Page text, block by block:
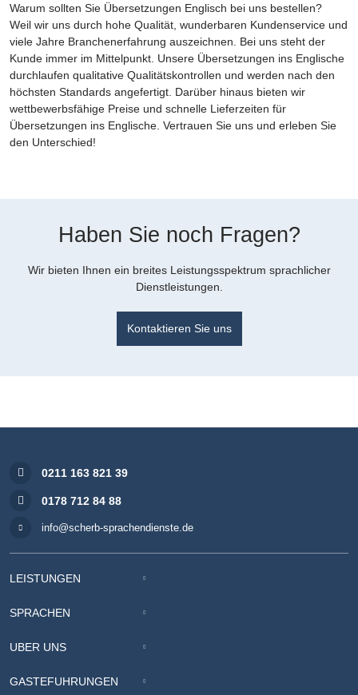
Warum sollten Sie Übersetzungen Englisch bei uns bestellen?
Weil wir uns durch hohe Qualität, wunderbaren Kundenservice und
viele Jahre Branchenerfahrung auszeichnen. Bei uns steht der
Kunde immer im Mittelpunkt. Unsere Übersetzungen ins Englische
durchlaufen qualitative Qualitätskontrollen und werden nach den
höchsten Standards angefertigt. Darüber hinaus bieten wir
wettbewerbsfähige Preise und schnelle Lieferzeiten für
Übersetzungen ins Englische. Vertrauen Sie uns und erleben Sie
den Unterschied!
Haben Sie noch Fragen?
Wir bieten Ihnen ein breites Leistungsspektrum sprachlicher
Dienstleistungen.
Kontaktieren Sie uns
0211 163 821 39
0178 712 84 88
info@scherb-sprachendienste.de
LEISTUNGEN
SPRACHEN
ÜBER UNS
GÄSTEFÜHRUNGEN